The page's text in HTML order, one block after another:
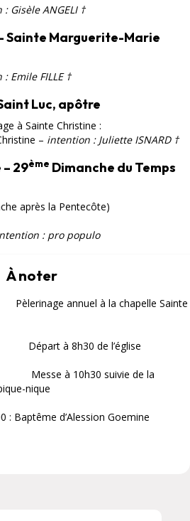
Gisèle ANGELI †
Sainte Marguerite-Marie
Emile FILLE †
Luc, apôtre
à Sainte Christine :
– intention : Juliette ISNARD †
29ème Dimanche du Temps
après la Pentecôte)
: pro populo
À noter
Pèlerinage annuel à la chapelle Sainte
8h30 de l’église
10h30 suivie de la
nique
: Baptême d’Alession Goemine